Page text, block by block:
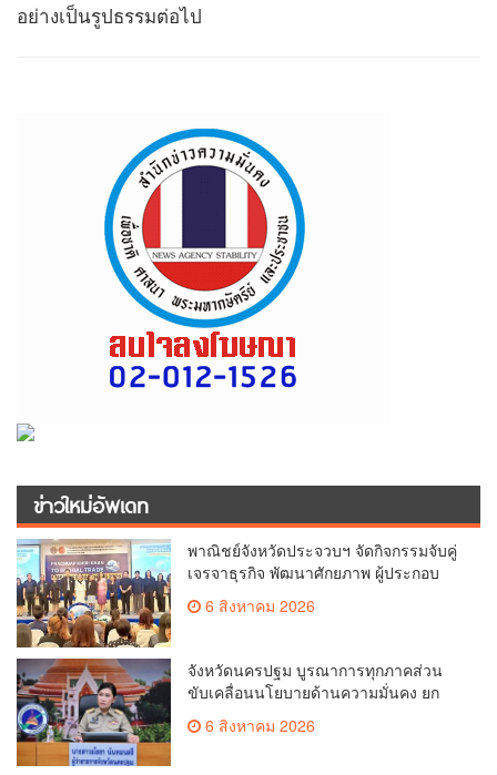
อย่างเป็นรูปธรรมต่อไป
ข่าวใหม่อัพเดท
พาณิชย์จังหวัดประจวบฯ จัดกิจกรรมจับคู่
เจรจาธุรกิจ พัฒนาศักยภาพ ผู้ประกอบ
การ ขยายช่องทางการค้า สู่การค้า
ระหว่างประเทศ
6 สิงหาคม 2026
จังหวัดนครปฐม บูรณาการทุกภาคส่วน
ขับเคลื่อนนโยบายด้านความมั่นคง ยก
เทคโนโลยี
6 สิงหาคม 2026